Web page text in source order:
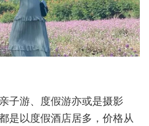
子游、度假游亦或是摄影
是以度假酒店居多，价格从